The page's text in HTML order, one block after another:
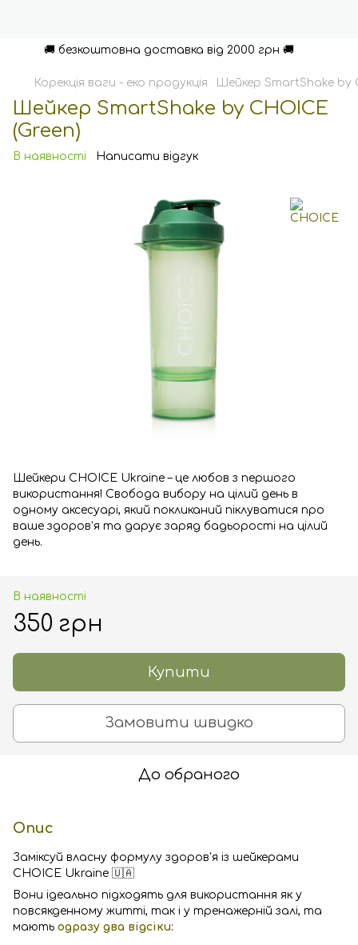
🚚 безкоштовна доставка від 2000 грн 🚚
Корекція ваги - еко продукція Шейкер SmartShake by
Шейкер SmartShake by CHOICE
(Green)
В наявності Написати відгук
Шейкери CHOICE Ukraine – це любов з першого
використання! Свобода вибору на цілий день в
одному аксесуарі, який покликаний піклуватися про
ваше здоров’я та дарує заряд бадьорості на цілий
день.
В наявності
350 грн
Купити
Замовити швидко
До обраного
Опис
Заміксуй власну формулу здоров'я із шейкерами
CHOICE Ukraine 🇺🇦
Вони ідеально підходять для використання як у
повсякденному житті, так і у тренажерній залі, та
мають одразу два відсіки: